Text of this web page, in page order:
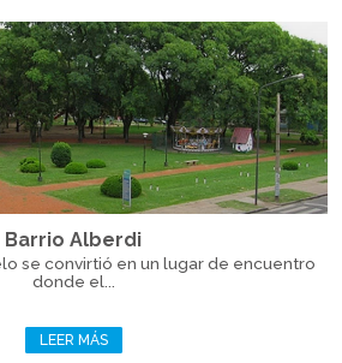
Barrio Alberdi
se convirtió en un lugar de encuentro
donde el...
LEER MÁS